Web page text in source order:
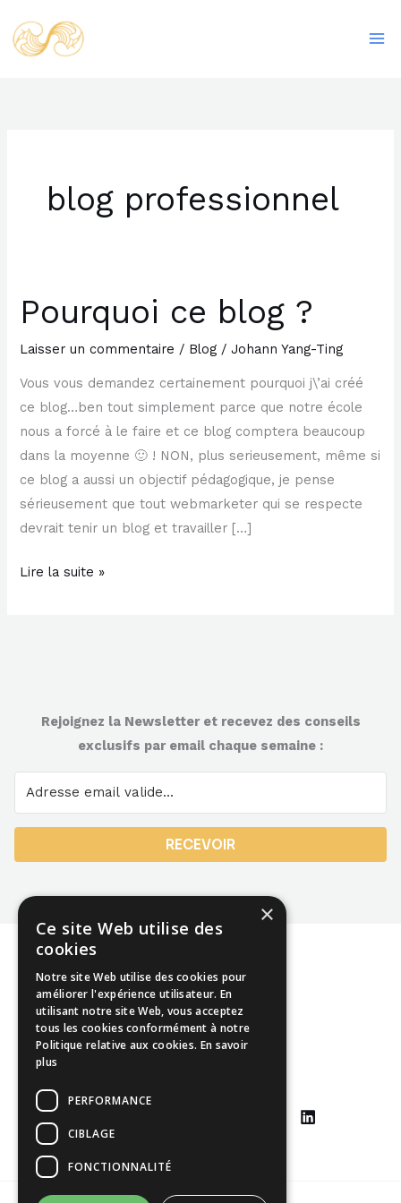
au
contenu
blog professionnel
Pourquoi ce blog ?
Laisser un commentaire / Blog /Johann Yang-Ting
Vous vous demandez certainement pourquoi j\’ai créé
ce blog…ben tout simplement parce que notre école
nous a forcé à le faire et ce blog comptera beaucoup
dans la moyenne 🙂 ! NON, plus serieusement, même si
ce blog a aussi un objectif pédagogique, je pense
sérieusement que tout webmarketer qui se respecte
devrait tenir un blog et travailler […]
Pourquoi
ce
blog
Lire la suite »
Rejoignez la Newsletter et recevez des conseils
exclusifs par email chaque semaine :
RECEVOIR
Mentions légales
CGU
×
Ce site Web utilise des
cookies
Notre site Web utilise des cookies pour
améliorer l'expérience utilisateur. En
utilisant notre site Web, vous acceptez
tous les cookies conformément à notre
Politique relative aux cookies. En savoir
plus
PERFORMANCE
CIBLAGE
FONCTIONNALITÉ